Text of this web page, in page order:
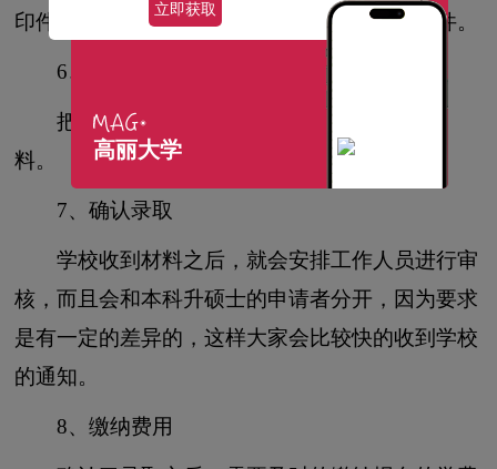
印件、规格合适的证件照、学历和语言的公证件。
6、签订合同,递交申请
把所有的资料给招生老师,招生老师提交资
料。
7、确认录取
学校收到材料之后，就会安排工作人员进行审
核，而且会和本科升硕士的申请者分开，因为要求
是有一定的差异的，这样大家会比较快的收到学校
的通知。
8、缴纳费用
立即获取
高丽大学